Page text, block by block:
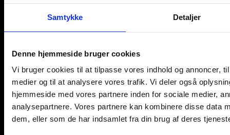
Samtykke Detaljer
Denne hjemmeside bruger cookies
Vi bruger cookies til at tilpasse vores indhold og annoncer,
medier og til at analysere vores trafik. Vi deler også
hjemmeside med vores partnere inden for sociale medier,
analysepartnere. Vores partnere kan kombinere disse data
dem, eller som de har indsamlet fra din brug af deres
Briller
Minus briller
Solbriller med styrke
Sportsbriller med styrke
Tilbehør
DISTANCE
EYELEVEL